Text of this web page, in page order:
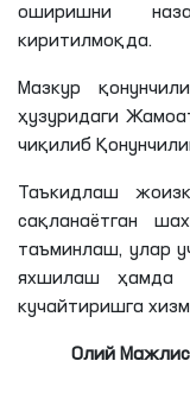
оширишни
киритилмоқда.
Мазкур
ҳузуридаги
чиқилиб
Таъкидлаш
сақланаётган
таъминлаш, улар
яхшилаш ҳамда
кучайтиришга
Олий